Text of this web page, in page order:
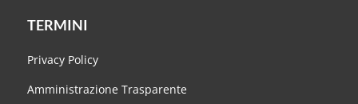
TERMINI
Privacy Policy
Amministrazione Trasparente